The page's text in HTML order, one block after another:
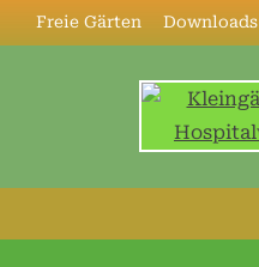
Skip
to
Freie Gärten Downloads